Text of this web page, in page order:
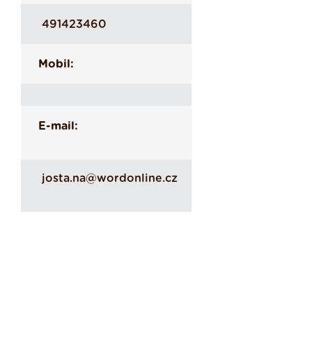
491423460
Mobil:
E-mail:
josta.na@wordonline.cz